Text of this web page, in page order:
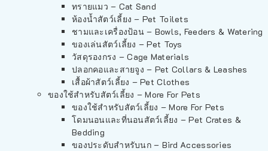
ทรายแมว – Cat Sand
ห้องน้ำสัตว์เลี้ยง – Pet Toilets
ชามและเครื่องป้อน – Bowls, Feeders & Watering
ของเล่นสัตว์เลี้ยง – Pet Toys
วัสดุรองกรง – Cage Materials
ปลอกคอและสายจูง – Pet Collars & Leashes
เสื้อผ้าสัตว์เลี้ยง – Pet Clothes
ของใช้สำหรับสัตว์เลี้ยง – More For Pets
ของใช้สำหรับสัตว์เลี้ยง – More For Pets
โดมนอนและที่นอนสัตว์เลี้ยง – Pet Crates &
Bedding
ของประดับสำหรับนก – Bird Accessories